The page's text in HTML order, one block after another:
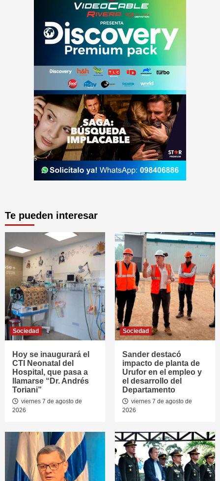
Te pueden interesar
Sociedad
Hoy se inaugurará el
CTI Neonatal del
Hospital, que pasa a
llamarse “Dr. Andrés
Toriani”
viernes 7 de agosto de
2026
Sociedad
Sander destacó
impacto de planta de
Urufor en el empleo y
el desarrollo del
Departamento
viernes 7 de agosto de
2026